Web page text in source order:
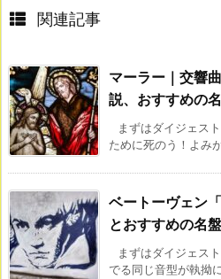
関連記事
マーラー｜交響
説、おすすめの
まずはダイジェス
ために死のう！よみ
ベートーヴェン
とおすすめの名盤
まずはダイジェス
でる同じ音型が執拗